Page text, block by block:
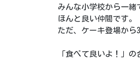
みんな小学校から一緒
ほんと良い仲間です。
ただ、ケーキ登場から
「食べて良いよ！」の